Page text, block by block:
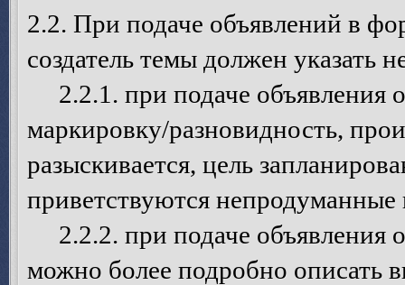
2.2. При подаче объявлений в
создатель темы должен
2.2.1. при подаче объявления
маркировку/разновидность,
разыскивается, цель
приветствуются непродуманные
2.2.2. при подаче объявления
можно более подробно описать